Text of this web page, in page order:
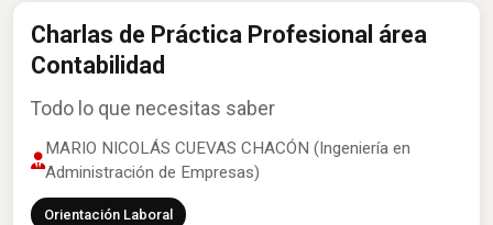
Charlas de Práctica Profesional área
Contabilidad
Todo lo que necesitas saber
MARIO NICOLÁS CUEVAS CHACÓN (Ingeniería en
Administración de Empresas)
Orientación Laboral